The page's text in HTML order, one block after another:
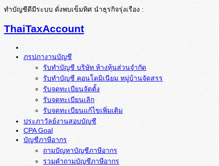
ทำบัญชีดีมีระบบ ดั่งพบเข็มทิศ นำธุรกิจรุ่งเรือง :
ThaiTaxAccount
ภรปภางานบัญชี
รับทำบัญชี บริษัท ห้างหุ้นส่วนจำกัด
รับทำบัญชี คอนโดมิเนียม หมู่บ้านจัดสรร
รับจดทะเบียนจัดตั้ง
รับจดทะเบียนเลิก
รับจดทะเบียนแก้ไขเพิ่มเติม
ประภาวัลย์งานสอบบัญชี
CPA Goal
บัญชีภาษีอากร
ถามปัญหาบัญชีภาษีอากร
รวมคำถามบัญชีภาษีอากร